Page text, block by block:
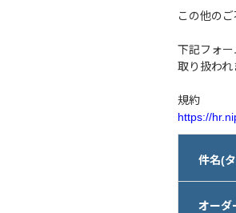
この他の
下記フォ
取り扱われ
規約
https://
件名(
オーダ